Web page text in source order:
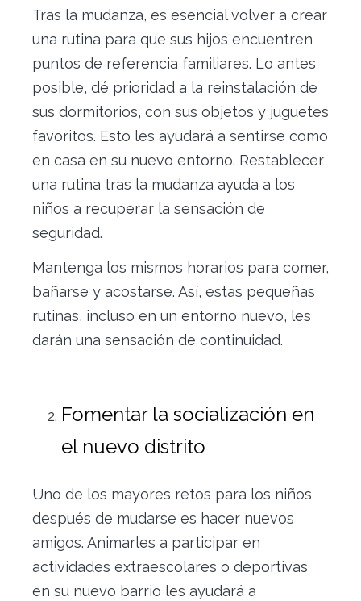
Tras la mudanza, es esencial volver a crear
una rutina para que sus hijos encuentren
puntos de referencia familiares. Lo antes
posible, dé prioridad a la reinstalación de
sus dormitorios, con sus objetos y juguetes
favoritos. Esto les ayudará a sentirse como
en casa en su nuevo entorno. Restablecer
una rutina tras la mudanza ayuda a los
niños a recuperar la sensación de
seguridad.
Mantenga los mismos horarios para comer,
bañarse y acostarse. Así, estas pequeñas
rutinas, incluso en un entorno nuevo, les
darán una sensación de continuidad.
Fomentar la socialización en
el nuevo distrito
Uno de los mayores retos para los niños
después de mudarse es hacer nuevos
amigos. Animarles a participar en
actividades extraescolares o deportivas
en su nuevo barrio les ayudará a